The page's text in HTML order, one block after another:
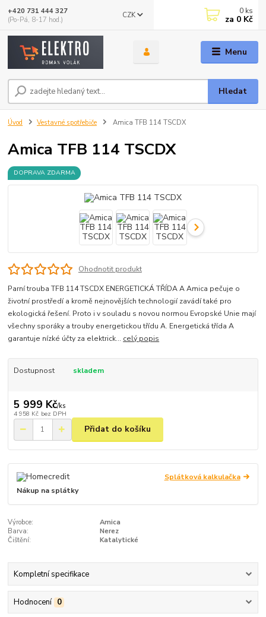
Menu
CZK
Hledat
+420 731 444 327
(Po-Pá, 8-17 hod.)
0 ks
za 0 Kč
Úvod Vestavné spotřebiče Amica TFB 114 TSCDX
Amica TFB 114 TSCDX
DOPRAVA ZDARMA
Ohodnotit produkt
Parní trouba TFB 114 TSCDX ENERGETICKÁ TŘÍDA A Amica pečuje o
životní prostředí a kromě nejnovějších technologií zavádí také pro
ekologická řešení. Proto i v souladu s novou normou Evropské Unie mají
všechny sporáky a trouby energetickou třídu A. Energetická třída A
garantuje nízké účty za elektrick... celý popis
Dostupnost skladem
5 999 Kč/ks
4 958 Kč bez DPH
Přidat do košíku
Splátková kalkulačka
Nákup na splátky
Výrobce:
Amica
Barva:
Nerez
Čištění:
Katalytické
Kompletní specifikace
Hodnocení 0